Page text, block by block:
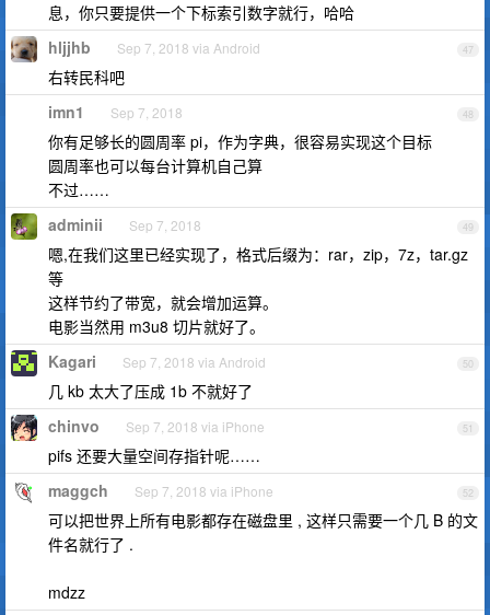
息，你只要提供一个下标索引数字就行，哈哈
47
hljjhb Sep 7, 2018 via Android
右转民科吧
48
imn1 Sep 7, 2018
你有足够长的圆周率 pi，作为字典，很容易实现这个目标
圆周率也可以每台计算机自己算
不过……
49
adminii Sep 7, 2018
嗯,在我们这里已经实现了，格式后缀为：rar，zip，7z，tar.gz
等
这样节约了带宽，就会增加运算。
电影当然用 m3u8 切片就好了。
50
Kagari Sep 7, 2018 via Android
几 kb 太大了压成 1b 不就好了
51
chinvo Sep 7, 2018 via iPhone
pifs 还要大量空间存指针呢……
52
maggch Sep 7, 2018 via iPhone
可以把世界上所有电影都存在磁盘里 , 这样只需要一个几 B 的文
件名就行了 .
mdzz